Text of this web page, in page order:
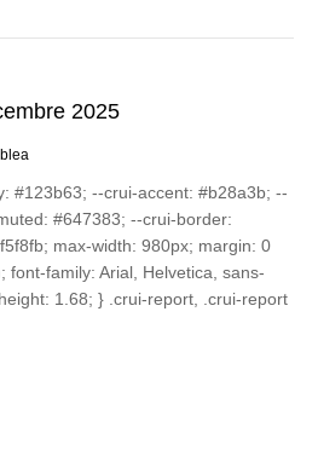
2025
#123b63; --crui-accent: #b28a3b; --
#647383; --crui-border:
max-width: 980px; margin: 0
font-family: Arial, Helvetica, sans-
1.68; } .crui-report, .crui-report